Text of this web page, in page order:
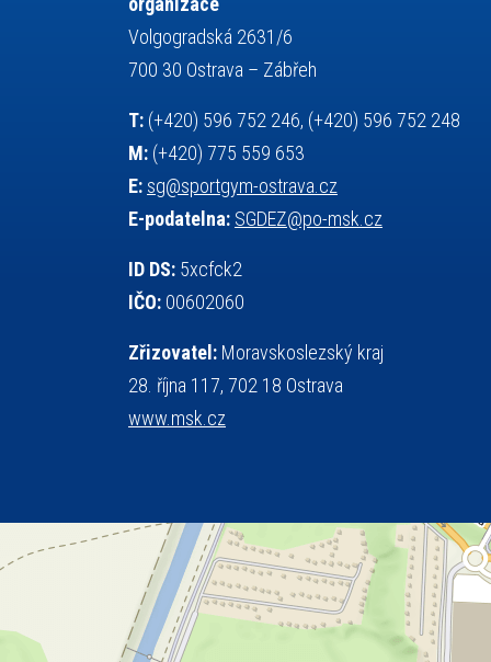
rychlobruslení
snowboarding
sportovní gymnastika sportovní lezení
squash stolní tenis
talentová zkouška
tanec
teorie sportovní přípravy
tělesná výchova
událost
volejbal
vzpírání
zeměpis základy společenských věd
zápas řeckořímský úřední deska
český jazyk
Volgogradská 2631/6
700 30 Ostrava – Zábřeh
T: (+420) 596 752 246, (+420) 596 752 248
M: (+420) 775 559 653
E: sg@sportgym-ostrava.cz
E-podatelna: SGDEZ@po-msk.cz
ID DS: 5xcfck2
IČO: 00602060
Zřizovatel: Moravskoslezský kraj
28. října 117, 702 18 Ostrava
www.msk.cz